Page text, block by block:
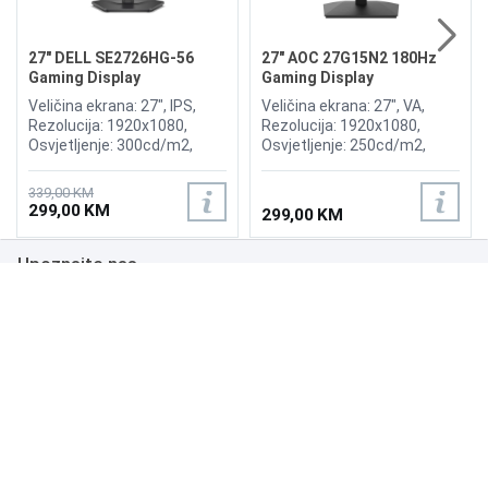
27" DELL SE2726HG-56
Gaming Display
Veličina ekrana: 27", IPS,
Rezolucija: 1920x1080,
Osvjetljenje: 300cd/m2,
Osvježenje: 240Hz, AMD
FreeSync Premium,
Priključci: HDMI x2,
DisplayPort
339,00 KM
299,00 KM
27" AOC 27G15N2 180Hz
Gaming Display
Veličina ekrana: 27", VA,
Rezolucija: 1920x1080,
Osvjetljenje: 250cd/m2,
DisplayPort 1.4,
299,00 KM
Upoznajte nas